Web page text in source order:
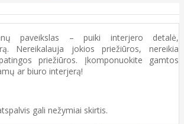
paveikslas – puiki interjero detalė,
Nereikalauja jokios priežiūros, nereikia
priežiūros. Įkomponuokite gamtos
ar biuro interjerą!
gali nežymiai skirtis.